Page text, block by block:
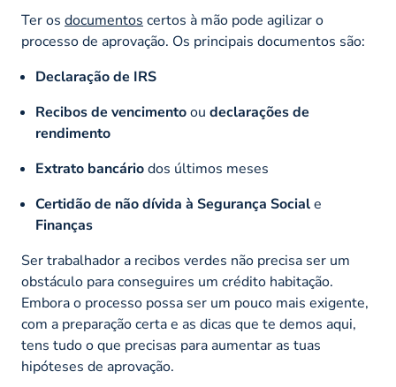
Ter os documentoscertos à mão pode agilizar o
processo de aprovação. Os principais documentos são:
Declaração de IRS
Recibos de vencimentoou declarações de
rendimento
Extrato bancáriodos últimos meses
Certidão de não dívida à Segurança Sociale
Finanças
Ser trabalhador a recibos verdes não precisa ser um
obstáculo para conseguires um crédito habitação.
Embora o processo possa ser um pouco mais exigente,
com a preparação certa e as dicas que te demos aqui,
tens tudo o que precisas para aumentar as tuas
hipóteses de aprovação.